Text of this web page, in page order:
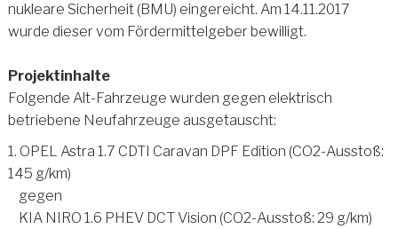
nukleare Sicherheit (BMU) eingereicht. Am 14.11.2017
wurde dieser vom Fördermittelgeber bewilligt.
Projektinhalte
Folgende Alt-Fahrzeuge wurden gegen elektrisch
betriebene Neufahrzeuge ausgetauscht:
1. OPEL Astra 1.7 CDTI Caravan DPF Edition (CO2-Ausstoß:
145 g/km)
gegen
KIA NIRO 1.6 PHEV DCT Vision (CO2-Ausstoß: 29 g/km)